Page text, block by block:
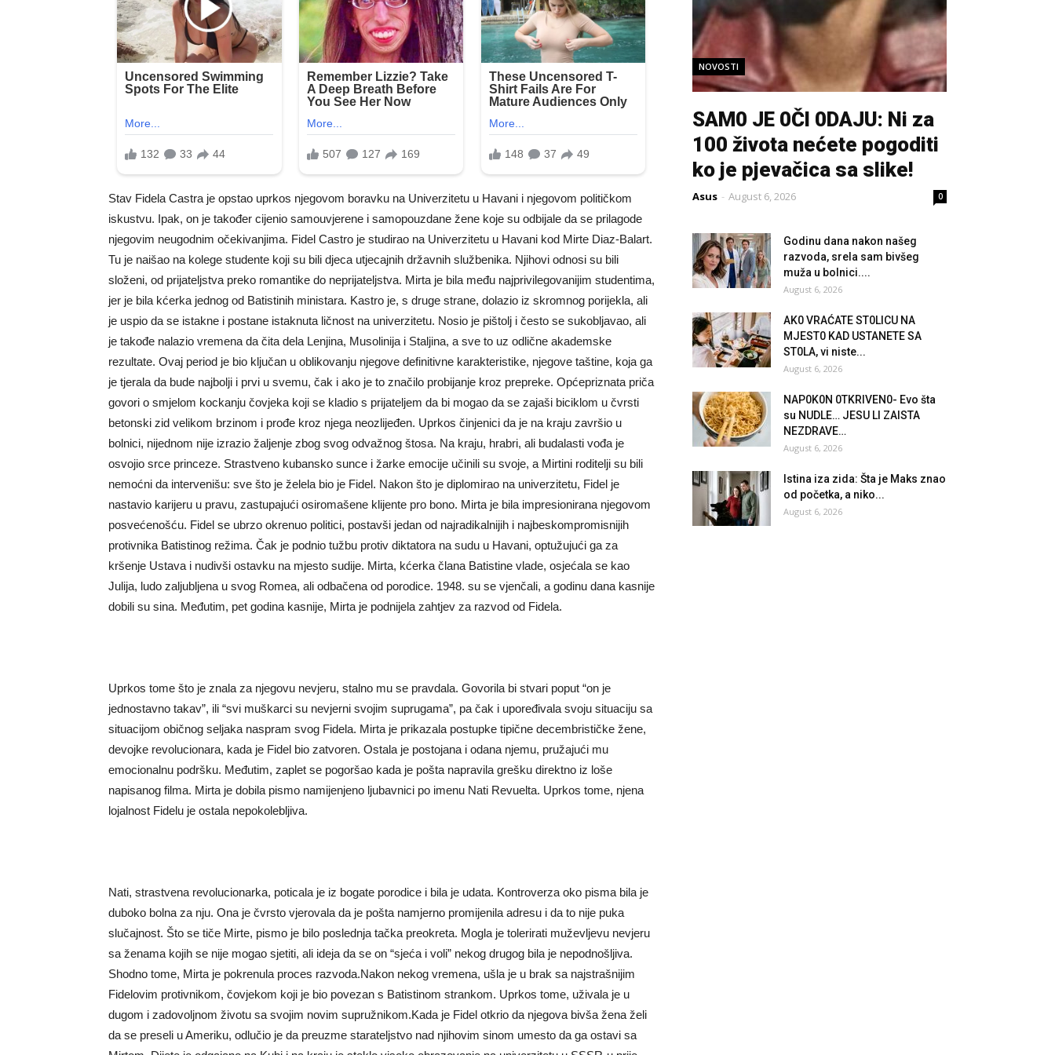
Stav Fidela Castra je opstao uprkos njegovom boravku na Univerzitetu u Havani i njegovom političkom
iskustvu. Ipak, on je također cijenio samouvjerene i samopouzdane žene koje su odbijale da se prilagode
njegovim neugodnim očekivanjima. Fidel Castro je studirao na Univerzitetu u Havani kod Mirte Diaz-Balart.
Tu je naišao na kolege studente koji su bili djeca utjecajnih državnih službenika. Njihovi odnosi su bili
složeni, od prijateljstva preko romantike do neprijateljstva. Mirta je bila među najprivilegovanijim studentima,
jer je bila kćerka jednog od Batistinih ministara. Kastro je, s druge strane, dolazio iz skromnog porijekla, ali
je uspio da se istakne i postane istaknuta ličnost na univerzitetu. Nosio je pištolj i često se sukobljavao, ali
je takođe nalazio vremena da čita dela Lenjina, Musolinija i Staljina, a sve to uz odlične akademske
rezultate. Ovaj period je bio ključan u oblikovanju njegove definitivne karakteristike, njegove taštine, koja ga
je tjerala da bude najbolji i prvi u svemu, čak i ako je to značilo probijanje kroz prepreke. Općepriznata priča
govori o smjelom kockanju čovjeka koji se kladio s prijateljem da bi mogao da se zajaši biciklom u čvrsti
betonski zid velikom brzinom i prođe kroz njega neozlijeđen. Uprkos činjenici da je na kraju završio u
bolnici, nijednom nije izrazio žaljenje zbog svog odvažnog štosa. Na kraju, hrabri, ali budalasti vođa je
osvojio srce princeze. Strastveno kubansko sunce i žarke emocije učinili su svoje, a Mirtini roditelji su bili
nemoćni da intervenišu: sve što je želela bio je Fidel. Nakon što je diplomirao na univerzitetu, Fidel je
nastavio karijeru u pravu, zastupajući osiromašene klijente pro bono. Mirta je bila impresionirana njegovom
posvećenošću. Fidel se ubrzo okrenuo politici, postavši jedan od najradikalnijih i najbeskompromisnijih
protivnika Batistinog režima. Čak je podnio tužbu protiv diktatora na sudu u Havani, optužujući ga za
kršenje Ustava i nudivši ostavku na mjesto sudije. Mirta, kćerka člana Batistine vlade, osjećala se kao
Julija, ludo zaljubljena u svog Romea, ali odbačena od porodice. 1948. su se vjenčali, a godinu dana kasnije
dobili su sina. Međutim, pet godina kasnije, Mirta je podnijela zahtjev za razvod od Fidela.
Uprkos tome što je znala za njegovu nevjeru, stalno mu se pravdala. Govorila bi stvari poput “on je
jednostavno takav”, ili “svi muškarci su nevjerni svojim suprugama”, pa čak i upoređivala svoju situaciju sa
situacijom običnog seljaka naspram svog Fidela. Mirta je prikazala postupke tipične decembrističke žene,
devojke revolucionara, kada je Fidel bio zatvoren. Ostala je postojana i odana njemu, pružajući mu
emocionalnu podršku. Međutim, zaplet se pogoršao kada je pošta napravila grešku direktno iz loše
napisanog filma. Mirta je dobila pismo namijenjeno ljubavnici po imenu Nati Revuelta. Uprkos tome, njena
lojalnost Fidelu je ostala nepokolebljiva.
Nati, strastvena revolucionarka, poticala je iz bogate porodice i bila je udata. Kontroverza oko pisma bila je
duboko bolna za nju. Ona je čvrsto vjerovala da je pošta namjerno promijenila adresu i da to nije puka
slučajnost. Što se tiče Mirte, pismo je bilo poslednja tačka preokreta. Mogla je tolerirati muževljevu nevjeru
sa ženama kojih se nije mogao sjetiti, ali ideja da se on “sjeća i voli” nekog drugog bila je nepodnošljiva.
Shodno tome, Mirta je pokrenula proces razvoda.Nakon nekog vremena, ušla je u brak sa najstrašnijim
Fidelovim protivnikom, čovjekom koji je bio povezan s Batistinom strankom. Uprkos tome, uživala je u
dugom i zadovoljnom životu sa svojim novim supružnikom.Kada je Fidel otkrio da njegova bivša žena želi
da se preseli u Ameriku, odlučio je da preuzme starateljstvo nad njihovim sinom umesto da ga ostavi sa
NOVOSTI
SAM0 JE 0Čl 0DAJU: Ni za
100 života nećete pogoditi
ko je pjevačica sa slike!
Asus - August 6, 2026 0
Godinu dana nakon našeg
razvoda, srela sam bivšeg
muža u bolnici....
August 6, 2026
AK0 VRAĆATE ST0LlCU NA
MJEST0 KAD USTANETE SA
ST0LA, vi niste...
August 6, 2026
NAP0K0N 0TKRlVEN0- Evo šta
su NUDLE… JESU Ll ZAlSTA
NEZDRAVE…
August 6, 2026
Istina iza zida: Šta je Maks znao
od početka, a niko...
August 6, 2026